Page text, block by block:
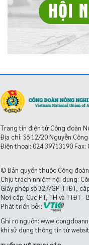
Trang tin điện tử Công đoàn
Địa chỉ: Số 12/20 Nguyễn
Điện thoại: 024.39713190Fax:
© Bản quyền thuộc Công
Chịu trách nhiệm nội dung:
Giấy phép số 327/GP-TTĐT,
Nơi cấp: Cục PT, TH và TTĐT
Phát triển bởi:
Ghi rõ nguồn:
khi sử dụng thông tin từ